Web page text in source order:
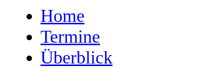
Home
Termine
Überblick